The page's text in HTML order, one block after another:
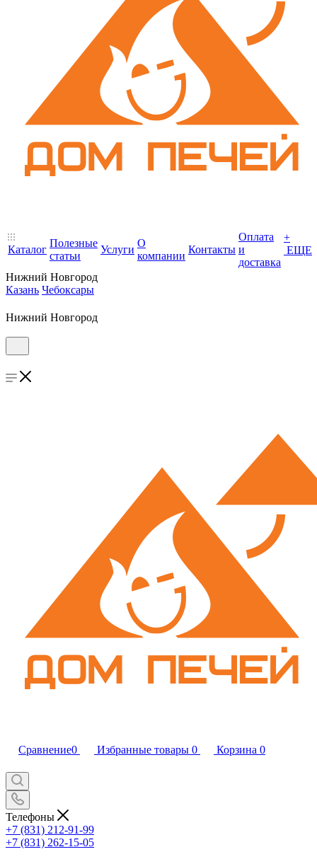
Каталог
Полезные
статьи
Услуги
О
компании
Контакты
Оплата
и
доставка
+
ЕЩЕ
Нижний Новгород
Казань Чебоксары
Нижний Новгород
Сравнение0 Избранные товары 0 Корзина 0
Телефоны
+7 (831) 212-91-99
+7 (831) 262-15-05